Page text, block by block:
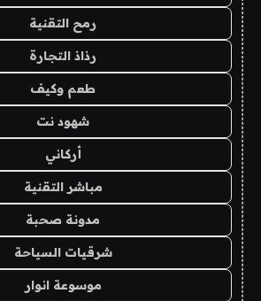
رمح التقنية
رذاذ التجارة
طعم وكيف
شهود نت
أركاني
مباشر التقنية
مدونة صحبة
شرقيات السياحة
موسوعة انوار